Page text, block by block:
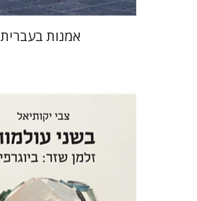
אמנות בעברית
צבי יקותיאל